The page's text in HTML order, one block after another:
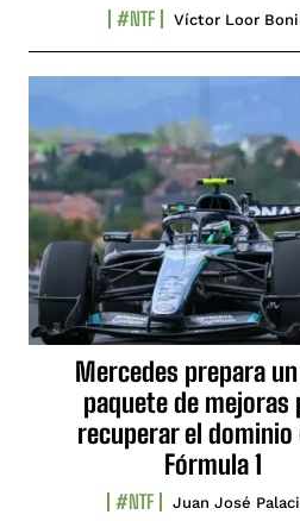
#NTF Víctor Loor
Mercedes prepara
paquete de mejoras
recuperar el dominio
Fórmula 1
#NTF Juan José